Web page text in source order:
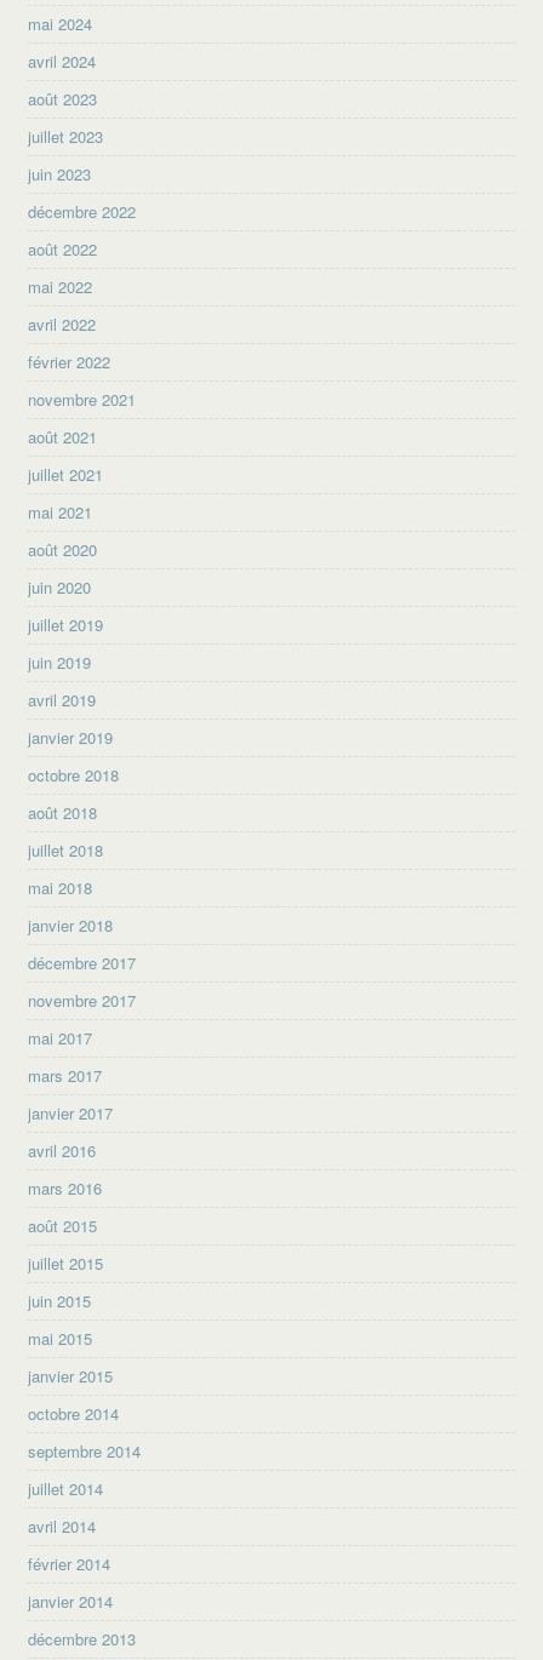
mai 2024
avril 2024
août 2023
juillet 2023
juin 2023
décembre 2022
août 2022
mai 2022
avril 2022
février 2022
novembre 2021
août 2021
juillet 2021
mai 2021
août 2020
juin 2020
juillet 2019
juin 2019
avril 2019
janvier 2019
octobre 2018
août 2018
juillet 2018
mai 2018
janvier 2018
décembre 2017
novembre 2017
mai 2017
mars 2017
janvier 2017
avril 2016
mars 2016
août 2015
juillet 2015
juin 2015
mai 2015
janvier 2015
octobre 2014
septembre 2014
juillet 2014
avril 2014
février 2014
janvier 2014
décembre 2013